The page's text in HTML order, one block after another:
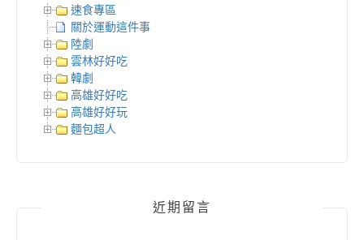
速食專區
關於運動這件事
陸劇
雲林好好吃
韓劇
高雄好好吃
高雄好好玩
麵包超人
近期留言